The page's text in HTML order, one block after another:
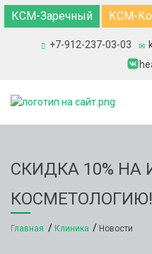
КСМ-Заречный КСМ-
+7-912-237-03-03
СКИДКА 10%
КОСМЕТОЛОГИЮ!
Главная Клиника Новости